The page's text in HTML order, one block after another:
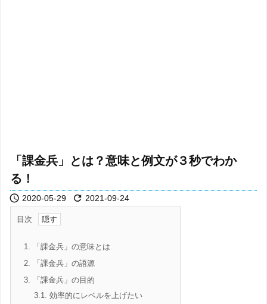
「課金兵」とは？意味と例文が３秒でわか
る！
 2020-05-29  2021-09-24
目次
1. 「課金兵」の意味とは
2. 「課金兵」の語源
3. 「課金兵」の目的
3.1. 効率的にレベルを上げたい